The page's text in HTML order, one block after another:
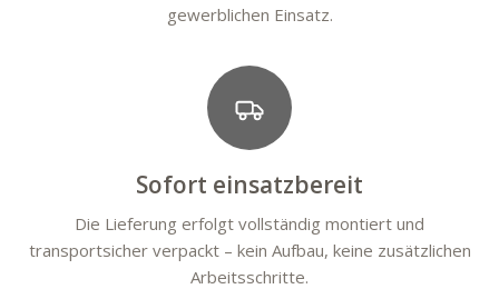
gewerblichen Einsatz.
Sofort einsatzbereit
Die Lieferung erfolgt vollständig montiert und
transportsicher verpackt – kein Aufbau, keine zusätzlichen
Arbeitsschritte.